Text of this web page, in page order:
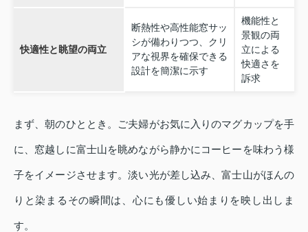
快適性と眺望の両立
断熱性や高性能窓サッ
シが備わりつつ、クリ
アな視界を確保できる
設計を簡潔に示す
機能性と
景観の両
立による
快適さを
訴求
まず、朝のひととき。ご夫婦がお気に入りのマグカップを手
に、窓越しに富士山を眺めながら静かにコーヒーを味わう様
子をイメージさせます。淡い光が差し込み、富士山がほんの
りと染まるその瞬間は、心にも優しい始まりを映し出しま
す。